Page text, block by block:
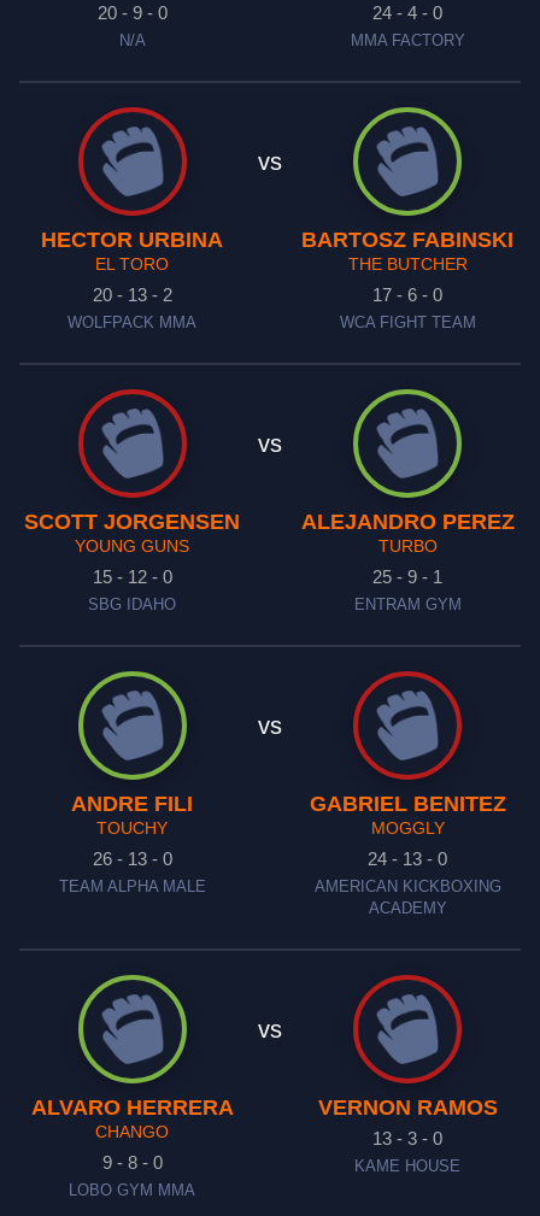
20 - 9 - 0
N/A
24 - 4 - 0
MMA FACTORY
HECTOR URBINA
EL TORO
20 - 13 - 2
WOLFPACK MMA
vs
BARTOSZ FABINSKI
THE BUTCHER
17 - 6 - 0
WCA FIGHT TEAM
SCOTT JORGENSEN
YOUNG GUNS
15 - 12 - 0
SBG IDAHO
vs
ALEJANDRO PEREZ
TURBO
25 - 9 - 1
ENTRAM GYM
ANDRE FILI
TOUCHY
26 - 13 - 0
TEAM ALPHA MALE
vs
GABRIEL BENITEZ
MOGGLY
24 - 13 - 0
AMERICAN KICKBOXING
ACADEMY
ALVARO HERRERA
CHANGO
9 - 8 - 0
LOBO GYM MMA
vs
VERNON RAMOS
13 - 3 - 0
KAME HOUSE